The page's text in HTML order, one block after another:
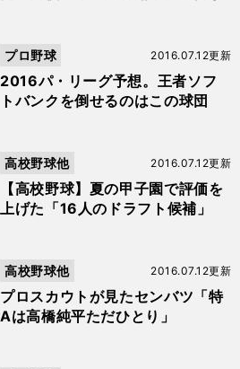
2016パ・リーグ予想。王者ソフ
トバンクを倒せるのはこの球団
2016.07.12更新
プロ野球
【高校野球】夏の甲子園で評価を
上げた「16人のドラフト候補」
2016.07.12更新
高校野球他
プロスカウトが見たセンバツ「特
Aは高橋純平ただひとり」
2016.07.12更新
高校野球他